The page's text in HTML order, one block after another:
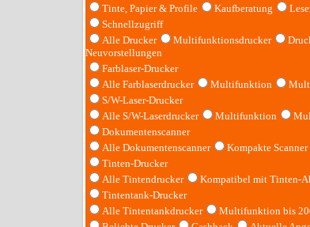
Tinte, Papier & Profile
Kaufberatung
Schnellzugriff
Alle Drucker
Multifunktionsdrucker
Neuvorstellungen
Farblaser-Drucker
Alle Farblaserdrucker
Multifunktion
S/W-Laser-Drucker
Alle S/W-Laserdrucker
Multifunktion
Dokumentenscanner
Alle Dokumentenscanner
Kompakte Scanner
Tinten-Drucker
Alle Tintendrucker
Kompatibel mit Tinten-
Tintentank-Drucker
Alle Tintentankdrucker
Multifunktion bis